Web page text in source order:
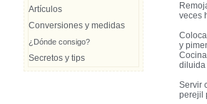
Artículos
Conversiones y medidas
¿Dónde consigo?
Secretos y tips
veces
y
diluida
Servir
perejil